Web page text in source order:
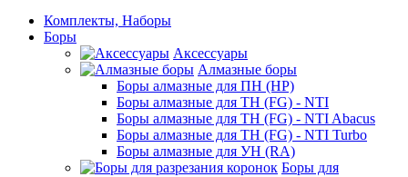
Комплекты, Наборы
Боры
Аксессуары
Алмазные боры
Боры алмазные для ПН (HP)
Боры алмазные для ТН (FG) - NTI
Боры алмазные для ТН (FG) - NTI Abacus
Боры алмазные для ТН (FG) - NTI Turbo
Боры алмазные для УН (RA)
Боры для